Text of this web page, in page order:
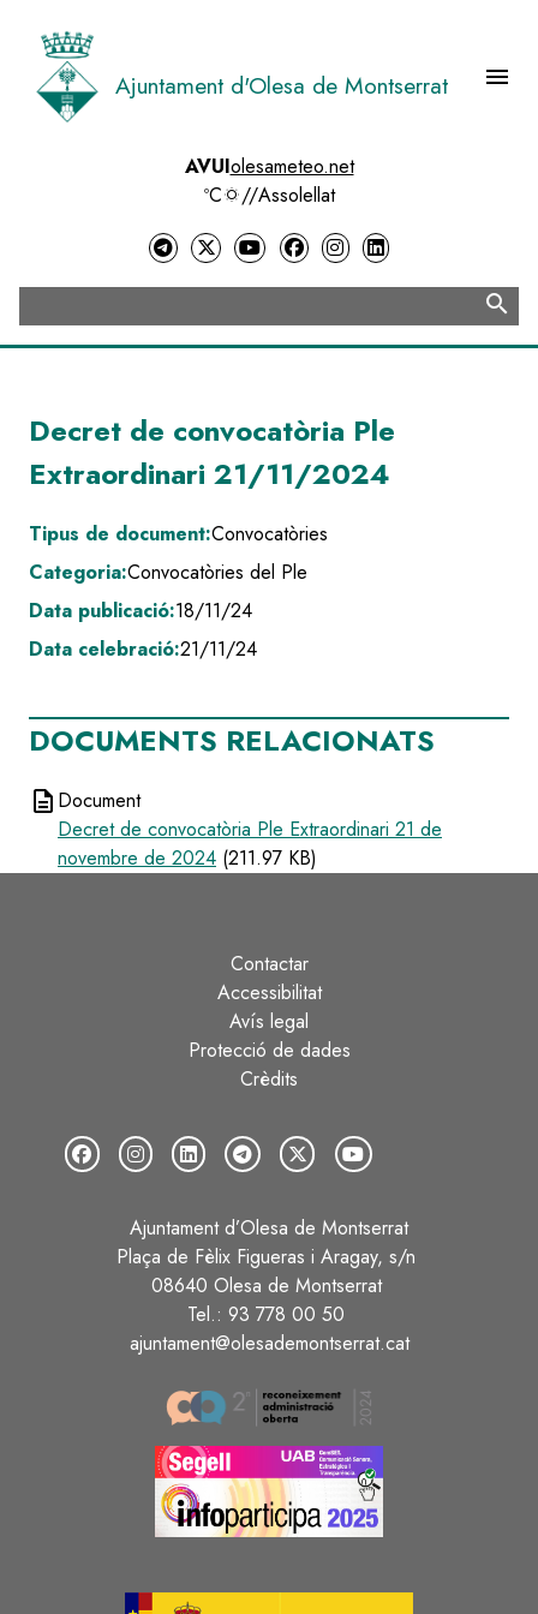
contingut
Ajuntament d'Olesa de Montserrat menu
AVUIolesameteo.net
ºC
//Assolellat
search
Decret de convocatòria Ple
Extraordinari 21/11/2024
Tipus de document:Convocatòries
Categoria:Convocatòries del Ple
Data publicació:18/11/24
Data celebració:21/11/24
DOCUMENTS RELACIONATS
description Document
Decret de convocatòria Ple Extraordinari 21 de
novembre de 2024 (211.97 KB)
Contactar
Accessibilitat
Avís legal
Protecció de dades
Crèdits
Ajuntament d’Olesa de Montserrat
Plaça de Fèlix Figueras i Aragay, s/n
08640 Olesa de Montserrat
Tel.: 93 778 00 50
ajuntament@olesademontserrat.cat
Image
Image